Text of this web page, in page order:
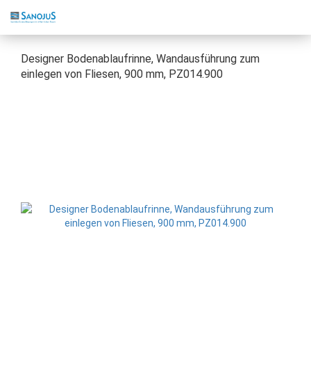
Designer Bodenablaufrinne, Wandausführung zum
einlegen von Fliesen, 900 mm, PZ014.900